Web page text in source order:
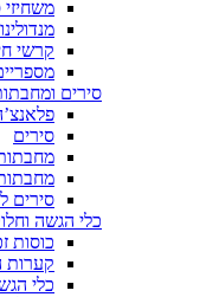
משחיזי
קרשי
סירים
סירים
מחבתות
סירים
כלי הגשה
כוסות
קערות
כלי